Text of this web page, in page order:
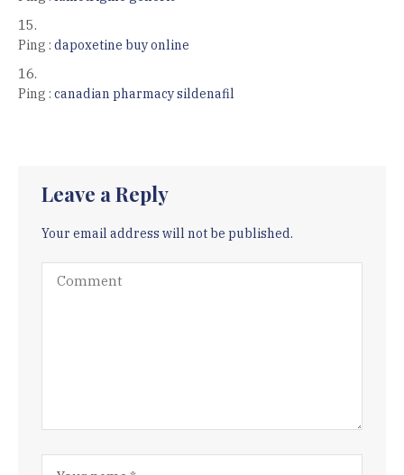
Ping : dapoxetine buy online
Ping : canadian pharmacy sildenafil
Leave a Reply
Your email address will not be published.